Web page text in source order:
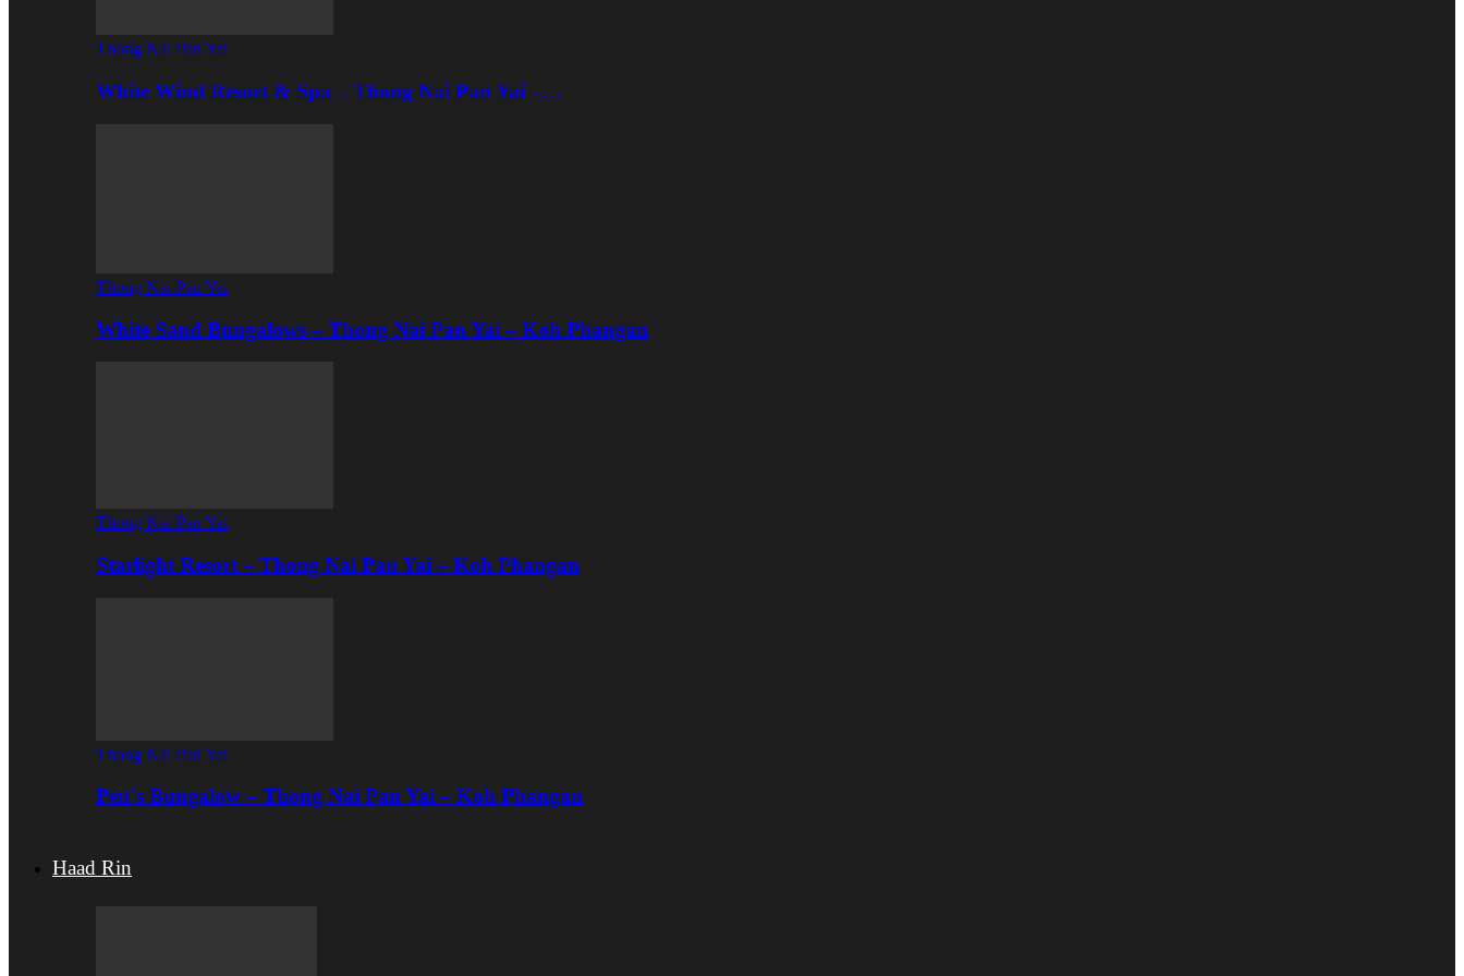
Thong Nai Pan Yai
White Wind Resort & Spa – Thong Nai Pan Yai –…
Thong Nai Pan Yai
White Sand Bungalows – Thong Nai Pan Yai – Koh Phangan
Thong Nai Pan Yai
Starlight Resort – Thong Nai Pan Yai – Koh Phangan
Thong Nai Pan Yai
Pen`s Bungalow – Thong Nai Pan Yai – Koh Phangan
Haad Rin